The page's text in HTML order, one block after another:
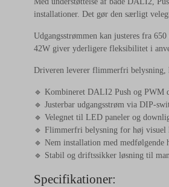
installationer. Det gør den særligt
Udgangsstrømmen kan justeres fra
42W giver yderligere fleksibilitet i
Driveren leverer flimmerfri belysning,
🔹 Kombineret DALI2 Push og PWM
🔹 Justerbar udgangsstrøm via DIP-
🔹 Velegnet til LED paneler og
🔹 Flimmerfri belysning for høj visuel
🔹 Nem installation med medfølgende
🔹 Stabil og driftssikker løsning til
Specifikationer: